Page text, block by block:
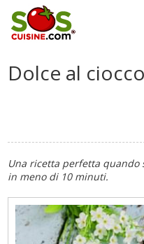
Dolce al
Una ricetta perfetta quando
in meno di 10 minuti.